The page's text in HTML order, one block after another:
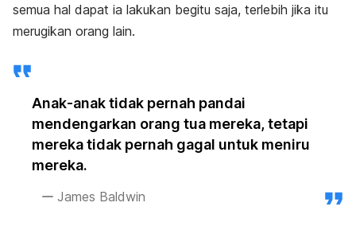
semua hal dapat ia lakukan begitu saja, terlebih jika itu
merugikan orang lain.
Anak-anak tidak pernah pandai
mendengarkan orang tua mereka, tetapi
mereka tidak pernah gagal untuk meniru
mereka.
James Baldwin